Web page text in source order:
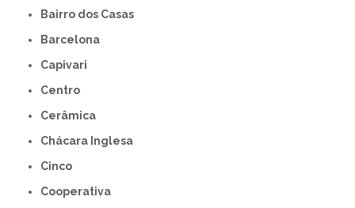
Bairro dos Casas
Barcelona
Capivari
Centro
Cerâmica
Chácara Inglesa
Cinco
Cooperativa